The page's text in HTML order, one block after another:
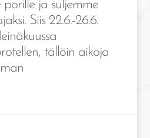
porille ja suljemme
Siis 22.6.-26.6.
tällöin aikoja